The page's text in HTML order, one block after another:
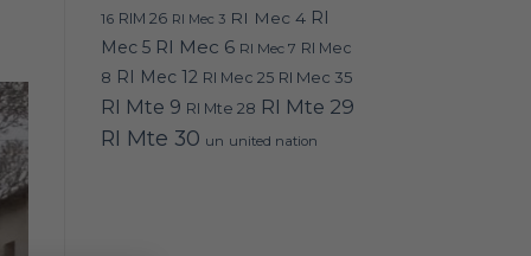
16 RIM 26 RI Mec 3 RI Mec 4 RI
Mec 5 RI Mec 6 RI Mec 7 RI Mec
8 RI Mec 12 RI Mec 25 RI Mec 35
RI Mte 9 RI Mte 28 RI Mte 29
RI Mte 30 un united nation